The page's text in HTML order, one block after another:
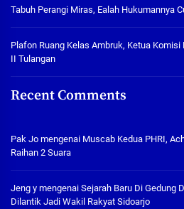
Tabuh Perangi Miras, Ealah Hukumannya
Plafon Ruang Kelas Ambruk, Ketua
II Tulangan
Recent Comments
Pak Jo mengenai Muscab Kedua PHRI,
Raihan 2 Suara
Jeng y mengenai Sejarah Baru Di Gedung
Dilantik Jadi Wakil Rakyat Sidoarjo